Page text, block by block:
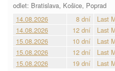
odlet: Bratislava, Košice, Poprad
14.08.2026
8 dní Last
14.08.2026
12 dní Last
15.08.2026
10 dní Last
15.08.2026
12 dní Last
15.08.2026
19 dní Last